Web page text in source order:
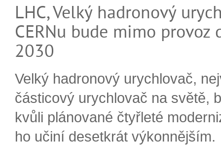
LHC, Velký hadronový
CERNu bude mimo provoz
2030
Velký hadronový urychlovač,
částicový urychlovač na světě,
kvůli plánované čtyřleté
ho učiní desetkrát výkonnějším.